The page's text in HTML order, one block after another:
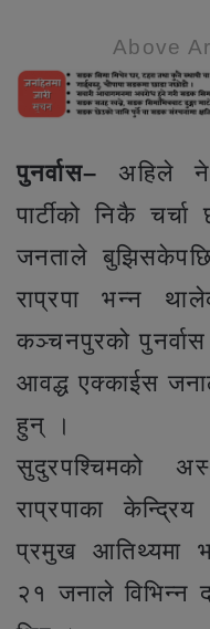
Above
पुनर्वास– अहिले
पार्टीको निकै
जनताले
राप्रपा भन्न
कञ्चनपुरको पुनर्वास
आवद्ध एक्काईस
हुन् ।
सुदुरपश्चिमको
राप्रपाका
प्रमुख आतिथ्यमा
२१ जनाले विभिन्न